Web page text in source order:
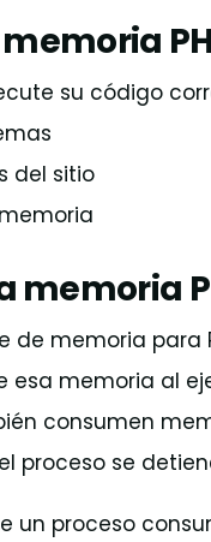
su código
del sitio
memoria
de memoria para
esa memoria al
consumen
proceso se
un proceso